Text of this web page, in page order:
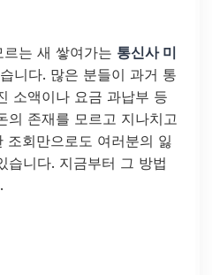
는 새 쌓여가는 통신사 미
니다. 많은 분들이 과거 통
소액이나 요금 과납부 등
의 존재를 모르고 지나치고
조회만으로도 여러분의 잃
습니다. 지금부터 그 방법